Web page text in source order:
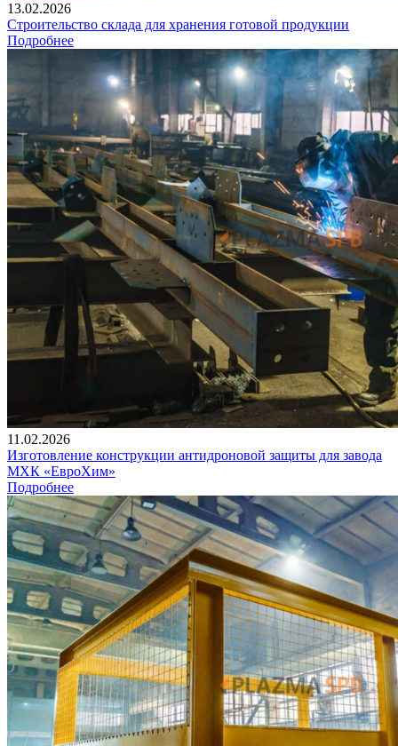
13.02.2026
Строительство склада для хранения готовой продукции
Подробнее
11.02.2026
Изготовление конструкции антидроновой защиты для завода
МХК «ЕвроХим»
Подробнее